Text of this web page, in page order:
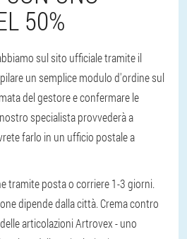
50%
sul sito ufficiale tramite il
un semplice modulo d'ordine sul
del gestore e confermare le
specialista provvederà a
farlo in un ufficio postale a
tramite posta o corriere 1-3 giorni.
dipende dalla città. Crema contro
articolazioni Artrovex - uno